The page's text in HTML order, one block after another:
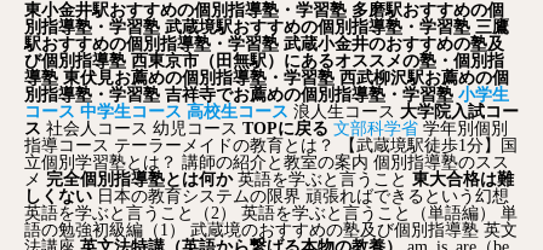
東小金井駅おすすめの個別指導塾・学習塾 多磨駅おすすめの個
別指導塾・学習塾 武蔵境駅おすすめの個別指導塾・学習塾 三鷹
駅おすすめの個別指導塾・学習塾 武蔵小金井のおすすめの塾及
び個別指導塾 西東京市（田無駅）にあるオススメの塾・個別指
導塾 東伏見お薦めの個別指導塾・学習塾 西武柳沢駅お薦めの個
別指導塾・学習塾 吉祥寺でお薦めの個別指導塾・学習塾 小学生
コース 中学生コース 高校生コース 浪人生コース 大学院入試コー
ス 社会人コース 幼児コース TOPに戻る 文部科学省 学年別個別
指導コース テーラーメイドの教育とは？
【武蔵境駅徒歩1分】国
立個別学習塾とは？ 講師の紹介と教室の案内 個別指導塾のスス
メ 完全個別指導塾とは何か 英語を学ぶと言うこと 東大合格は難
しくない 日本の教育システムの限界 頑張ればできるという幻想
英語を学ぶと言うこと（2）
英語を学ぶと言うこと（単語編）
単
語の勉強初級編（1）
武蔵境のおすすめの塾及び個別指導塾 英文